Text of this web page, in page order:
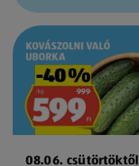
08.06. csütörtöktől